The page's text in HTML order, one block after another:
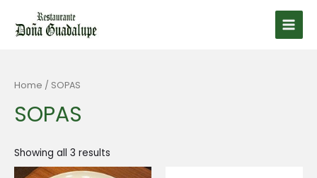
contenido
Main
Home / SOPAS
SOPAS
Showing all 3 results